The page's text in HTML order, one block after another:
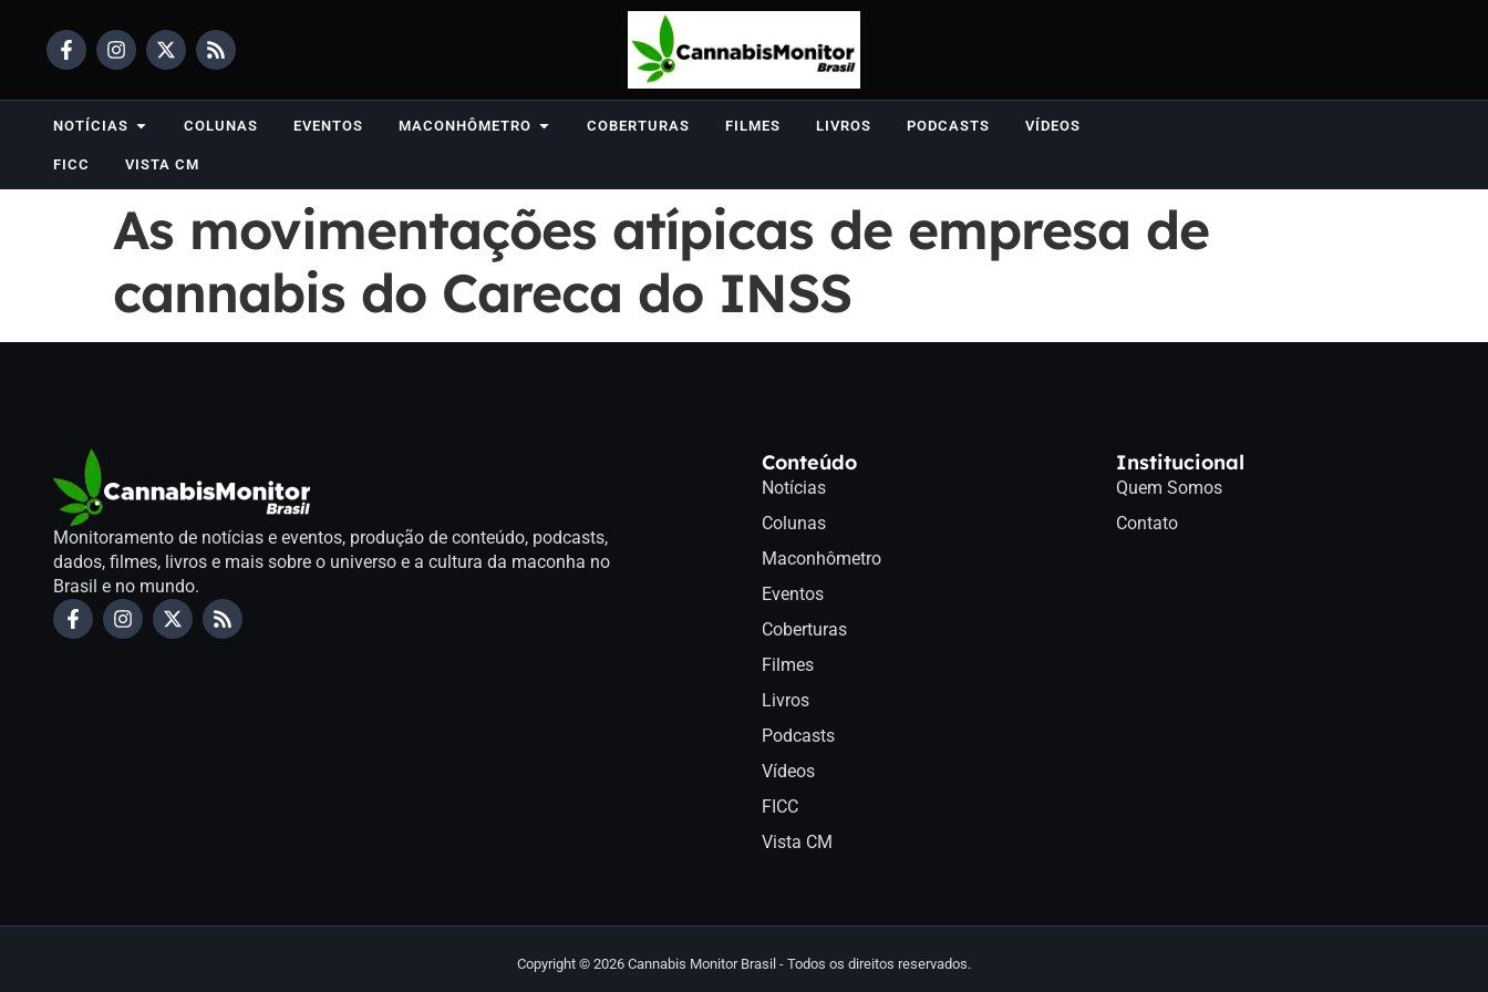
NOTÍCIAS COLUNAS EVENTOS MACONHÔMETRO COBERTURAS FILMES LIVROS PODCASTS VÍDEOS
FICC VISTA CM
As movimentações atípicas de empresa de
cannabis do Careca do INSS
Monitoramento de notícias e eventos, produção de conteúdo, podcasts,
dados, filmes, livros e mais sobre o universo e a cultura da maconha no
Brasil e no mundo.
Conteúdo
Notícias
Colunas
Maconhômetro
Eventos
Coberturas
Filmes
Livros
Podcasts
Vídeos
FICC
Vista CM
Institucional
Quem Somos
Contato
Copyright © 2026 Cannabis Monitor Brasil - Todos os direitos reservados.